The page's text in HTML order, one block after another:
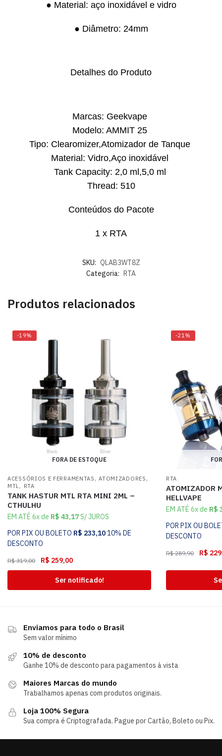
● Material: aço inoxidável e vidro
● Diâmetro: 24mm
Detalhes do Produto
Marcas: Geekvape
Modelo: AMMIT 25
Tipo: Clearomizer,Atomizador de Tanque
Material: Vidro,Aço inoxidável
Tank Capacity: 2,0 ml,5,0 ml
Thread: 510
Conteúdos do Pacote
1 x RTA
SKU: QLAB3WT8Z
Categoria:
RTA
Produtos relacionados
-19%
FORA DE ESTOQUE
ACESSÓRIOS E FERRAMENTAS ,ATOMIZADORES ,
MTL, RTA
TANK HASTUR MTL RTA MINI 2ML –
CTHULHU
EM ATÉ 6x de R$ 43,17S/ JUROS
POR PIX OU BOLETO R$ 233,1010% DE
DESCONTO
R$319,00 R$ 259,00
Ser notificado!
-21%
RTA
ATOMIZADOR
HELLVAPE
EM ATÉ 6x de R$
POR PIX OU
DESCONTO
R$289,90 R$
Enviamos para todo o Brasil
Sem valor mínimo
10% de desconto
Ganhe 10% de desconto para pagamentos á vista
Maiores Marcas do mundo
Trabalhamos apenas com produtos originais.
Loja 100% Segura
Sua compra é Criptografada. Pague por Cartão, Boleto ou Pix.